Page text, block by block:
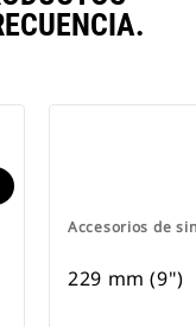
Accesorios de
229 mm (9")